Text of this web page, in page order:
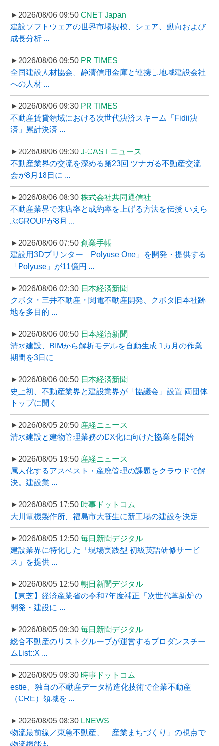
►2026/08/06 09:50 CNET Japan
建設ソフトウェアの世界市場規模、シェア、動向および
成長分析 ...
►2026/08/06 09:50 PR TIMES
全国建設人材協会、静清信用金庫と連携し地域建設会社
への人材 ...
►2026/08/06 09:30 PR TIMES
不動産賃貸領域における次世代決済スキーム「Fidii決
済」累計決済 ...
►2026/08/06 09:30 J-CAST ニュース
不動産業界の交流を深める第23回 ツナガる不動産交流
会が8月18日に ...
►2026/08/06 08:30 株式会社共同通信社
不動産業界で来店率と成約率を上げる方法を伝授 いえら
ぶGROUPが8月 ...
►2026/08/06 07:50 創業手帳
建設用3Dプリンター「Polyuse One」を開発・提供する
「Polyuse」が11億円 ...
►2026/08/06 02:30 日本経済新聞
クボタ・三井不動産・関電不動産開発、クボタ旧本社跡
地を多目的 ...
►2026/08/06 00:50 日本経済新聞
清水建設、BIMから解析モデルを自動生成 1カ月の作業
期間を3日に
►2026/08/06 00:50 日本経済新聞
史上初、不動産業界と建設業界が「協議会」設置 両団体
トップに聞く
►2026/08/05 20:50 産経ニュース
清水建設と建物管理業務のDX化に向けた協業を開始
►2026/08/05 19:50 産経ニュース
属人化するアスベスト・産廃管理の課題をクラウドで解
決。建設業 ...
►2026/08/05 17:50 時事ドットコム
大川電機製作所、福島市大笹生に新工場の建設を決定
►2026/08/05 12:50 毎日新聞デジタル
建設業界に特化した「現場実践型 初級英語研修サービ
ス」を提供 ...
►2026/08/05 12:50 朝日新聞デジタル
【東芝】経済産業省の令和7年度補正「次世代革新炉の
開発・建設に ...
►2026/08/05 09:30 毎日新聞デジタル
総合不動産のリストグループが運営するプロダンスチー
ムList::X ...
►2026/08/05 09:30 時事ドットコム
estie、独自の不動産データ構造化技術で企業不動産
（CRE）領域を ...
►2026/08/05 08:30 LNEWS
物流最前線／東急不動産、「産業まちづくり」の視点で
物流機能も ...